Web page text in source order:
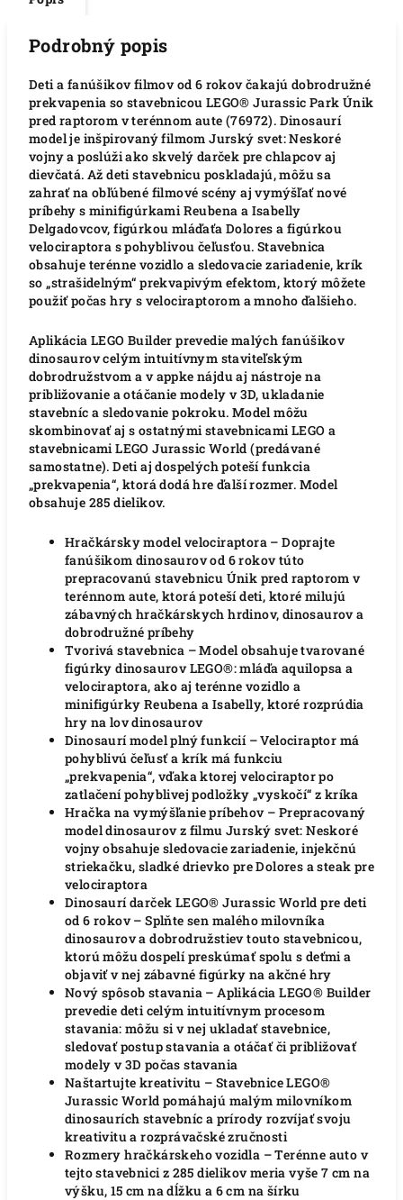
Podrobný popis
Deti a fanúšikov filmov od 6 rokov čakajú dobrodružné
prekvapenia so stavebnicou LEGO® Jurassic Park Únik
pred raptorom v terénnom aute (76972). Dinosaurí
model je inšpirovaný filmom Jurský svet: Neskoré
vojny a poslúži ako skvelý darček pre chlapcov aj
dievčatá. Až deti stavebnicu poskladajú, môžu sa
zahrať na obľúbené filmové scény aj vymýšľať nové
príbehy s minifigúrkami Reubena a Isabelly
Delgadovcov, figúrkou mláďaťa Dolores a figúrkou
velociraptora s pohyblivou čeľusťou. Stavebnica
obsahuje terénne vozidlo a sledovacie zariadenie, krík
so „strašidelným“ prekvapivým efektom, ktorý môžete
použiť počas hry s velociraptorom a mnoho ďalšieho.
Aplikácia LEGO Builder prevedie malých fanúšikov
dinosaurov celým intuitívnym staviteľským
dobrodružstvom a v appke nájdu aj nástroje na
približovanie a otáčanie modely v 3D, ukladanie
stavebníc a sledovanie pokroku. Model môžu
skombinovať aj s ostatnými stavebnicami LEGO a
stavebnicami LEGO Jurassic World (predávané
samostatne). Deti aj dospelých poteší funkcia
„prekvapenia“, ktorá dodá hre ďalší rozmer. Model
obsahuje 285 dielikov.
Hračkársky model velociraptora – Doprajte
fanúšikom dinosaurov od 6 rokov túto
prepracovanú stavebnicu Únik pred raptorom v
terénnom aute, ktorá poteší deti, ktoré milujú
zábavných hračkárskych hrdinov, dinosaurov a
dobrodružné príbehy
Tvorivá stavebnica – Model obsahuje tvarované
figúrky dinosaurov LEGO®: mláďa aquilopsa a
velociraptora, ako aj terénne vozidlo a
minifigúrky Reubena a Isabelly, ktoré rozprúdia
hry na lov dinosaurov
Dinosaurí model plný funkcií – Velociraptor má
pohyblivú čeľusť a krík má funkciu
„prekvapenia“, vďaka ktorej velociraptor po
zatlačení pohyblivej podložky „vyskočí“ z kríka
Hračka na vymýšľanie príbehov – Prepracovaný
model dinosaurov z filmu Jurský svet: Neskoré
vojny obsahuje sledovacie zariadenie, injekčnú
striekačku, sladké drievko pre Dolores a steak pre
velociraptora
Dinosaurí darček LEGO® Jurassic World pre deti
od 6 rokov – Splňte sen malého milovníka
dinosaurov a dobrodružstiev touto stavebnicou,
ktorú môžu dospelí preskúmať spolu s deťmi a
objaviť v nej zábavné figúrky na akčné hry
Nový spôsob stavania – Aplikácia LEGO® Builder
prevedie deti celým intuitívnym procesom
stavania: môžu si v nej ukladať stavebnice,
sledovať postup stavania a otáčať či približovať
modely v 3D počas stavania
Naštartujte kreativitu – Stavebnice LEGO®
Jurassic World pomáhajú malým milovníkom
dinosaurích stavebníc a prírody rozvíjať svoju
kreativitu a rozprávačské zručnosti
Rozmery hračkárskeho vozidla – Terénne auto v
tejto stavebnici z 285 dielikov meria vyše 7 cm na
výšku, 15 cm na dĺžku a 6 cm na šírku